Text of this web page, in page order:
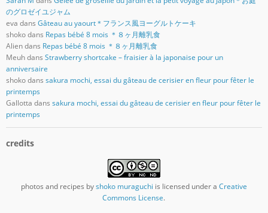
のグロゼイユジャム
eva dans Gâteau au yaourt＊フランス風ヨーグルトケーキ
shokodans Repas bébé 8 mois ＊８ヶ月離乳食
Aliendans Repas bébé 8 mois ＊８ヶ月離乳食
Meuhdans Strawberry shortcake – fraisier à la japonaise pour un
anniversaire
shokodans sakura mochi, essai du gâteau de cerisier en fleur pour fêter le
printemps
Gallotta dans sakura mochi, essai du gâteau de cerisier en fleur pour fêter le
printemps
credits
photos and recipes byshoko muraguchi is licensed under a Creative
Commons License.